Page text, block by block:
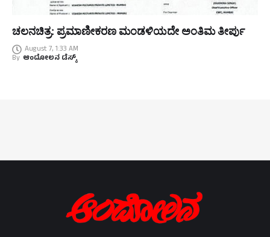
ಚಲನಚಿತ್ರ: ಪ್ರಮಾಣೀಕರಣ ಮಂಡಳಿಯದೇ ಅಂತಿಮ ತೀರ್ಪು
August 7, 1:33 AM
By ಆಂದೋಲನ ಡೆಸ್ಕ್